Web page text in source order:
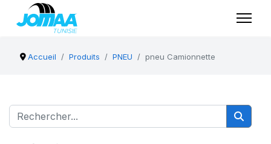
Accueil Produits PNEU pneu Camionnette